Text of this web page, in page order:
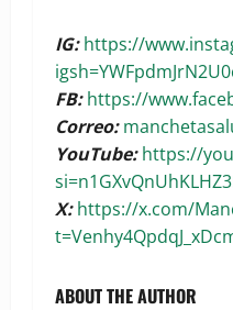
IG:https://
FB:https://
Correo:
YouTube: https://
X:https://x.com/
ABOUT THE AUTHOR